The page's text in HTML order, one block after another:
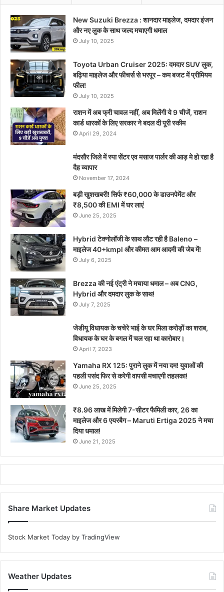
New Suzuki Brezza : शानदार माइलेज, दमदार इंजन
और नए लुक के साथ जल्द मचाएगी धमाल
July 10, 2025
Toyota Urban Cruiser 2025: दमदार SUV लुक,
बढ़िया माइलेज और फीचर्स से भरपूर – कम बजट में प्रीमियम
फील!
July 10, 2025
राशन में अब फ्री चावल नहीं, अब मिलेंगी ये 9 चीजें, राशन
कार्ड धारकों के लिए सरकार ने बदल दी पूरी स्कीम
April 29, 2024
मंदसौर जिले में स्पा सेंटर एव मसाज पार्लर की आड़ मे हो रहा है
दैह व्यापार
November 17, 2024
बड़ी खुशखबरी! सिर्फ ₹60,000 के डाउनपेमेंट और
₹8,500 की EMI में घर लाएं
June 25, 2025
Hybrid टेक्नोलॉजी के साथ लौट रही है Baleno –
माइलेज 40+kmpl और कीमत आम आदमी की जेब में!
July 6, 2025
Brezza की नई एंट्री ने मचाया धमाल – अब CNG,
Hybrid और दमदार लुक के साथ!
July 7, 2025
जेडीयू विधायक के चचेरे भाई के घर मिला करोड़ों का शराब,
विधायक के घर के बगल में चल रहा था कारोबार।
April 7, 2023
Yamaha RX 125: पुराने लुक में नया दम! युवाओं की
पहली पसंद फिर से करेगी वापसी मचाएगी तहलका!
June 25, 2025
₹8.96 लाख में मिलेगी 7-सीटर फैमिली कार, 26 का
माइलेज और 6 एयरबैग – Maruti Ertiga 2025 ने मचा
दिया धमाल!
June 21, 2025
Share Market Updates
Stock Market Today by TradingView
Weather Updates